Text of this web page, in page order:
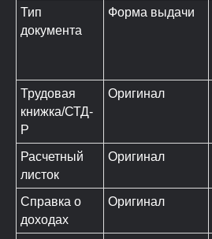
Тип
документа
Форма выдачи
Трудовая
книжка/СТД-
Р
Оригинал
Расчетный
листок
Оригинал
Справка о
доходах
Оригинал